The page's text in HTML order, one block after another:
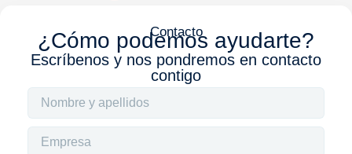
Contacto
¿Cómo podemos ayudarte?
Escríbenos y nos pondremos en contacto
contigo